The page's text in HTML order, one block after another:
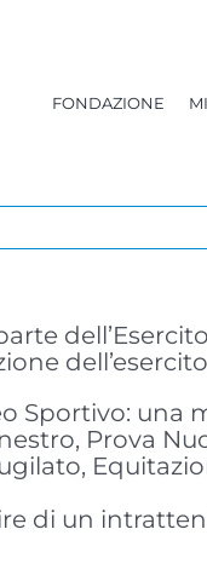
FONDAZIONE
Sportivo:
Prova
di un